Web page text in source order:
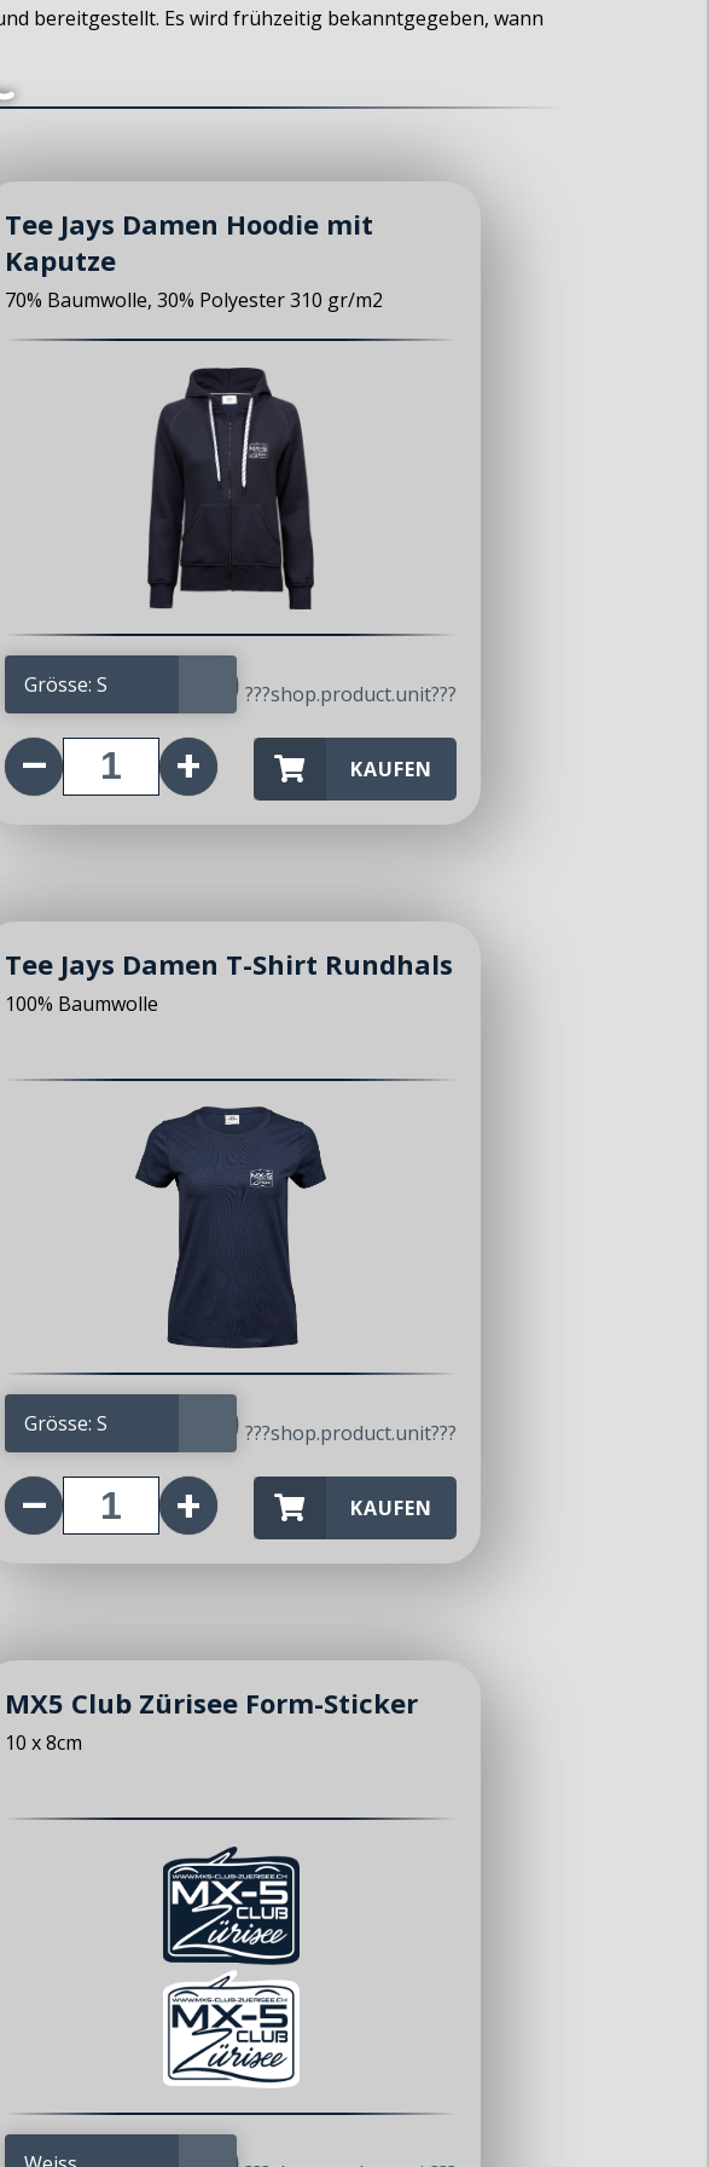
bereitgestellt. Es wird frühzeitig bekanntgegeben, wann
Tee Jays Damen Hoodie mit
Kaputze
70% Baumwolle, 30% Polyester 310 gr/m2
CHF 61.00 ???shop.product.unit???
KAUFEN
Tee Jays Damen T-Shirt Rundhals
100% Baumwolle
CHF 27.00 ???shop.product.unit???
KAUFEN
MX5 Club Zürisee Form-Sticker
10 x 8cm